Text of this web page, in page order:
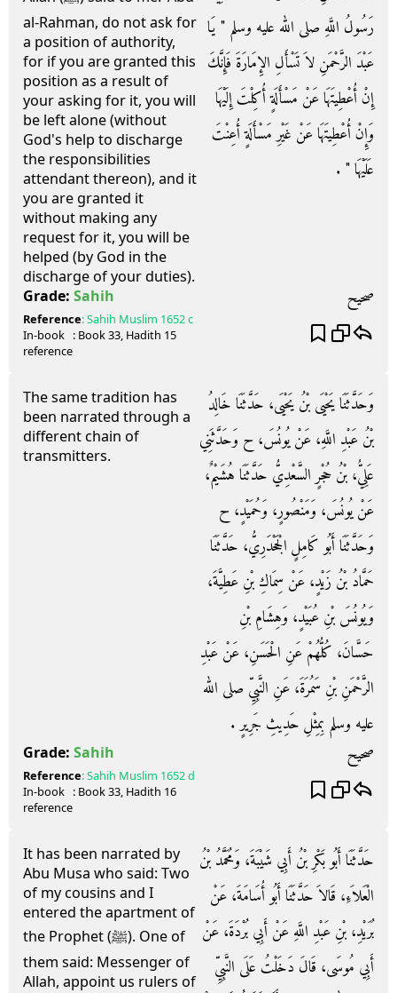
al-Rahman, do not ask for
a position of authority,
for if you are granted this
position as a result of
your asking for it, you will
be left alone (without
God's help to discharge
the responsibilities
attendant thereon), and it
you are granted it
without making any
request for it, you will be
helped (by God in the
discharge of your duties).
رَسُولُ اللَّهِ صلى الله عليه وسلم ‏"‏ يَا
عَبْدَ الرَّحْمَنِ لاَ تَسْأَلِ الإِمَارَةَ فَإِنَّكَ
إِنْ أُعْطِيتَهَا عَنْ مَسْأَلَةٍ أُكِلْتَ إِلَيْهَا
وَإِنْ أُعْطِيتَهَا عَنْ غَيْرِ مَسْأَلَةٍ أُعِنْتَ
عَلَيْهَا ‏"‏ ‏.‏
Grade: Sahih صحيح
Reference:Sahih Muslim 1652 c
In-book
reference
: Book33, Hadith 15
The same tradition has
been narrated through a
different chain of
transmitters.
وَحَدَّثَنَا يَحْيَى بْنُ يَحْيَى، حَدَّثَنَا خَالِدُ
بْنُ عَبْدِ اللَّهِ، عَنْ يُونُسَ، ح وَحَدَّثَنِي
عَلِيُّ، بْنُ حُجْرٍ السَّعْدِيُّ حَدَّثَنَا هُشَيْمٌ،
عَنْ يُونُسَ، وَمَنْصُورٍ، وَحُمَيْدٍ، ح
وَحَدَّثَنَا أَبُو كَامِلٍ الْجَحْدَرِيُّ، حَدَّثَنَا
حَمَّادُ بْنُ زَيْدٍ، عَنْ سِمَاكِ بْنِ عَطِيَّةَ،
وَيُونُسَ بْنِ عُبَيْدٍ، وَهِشَامِ بْنِ
حَسَّانَ، كُلُّهُمْ عَنِ الْحَسَنِ، عَنْ عَبْدِ
الرَّحْمَنِ بْنِ سَمُرَةَ، عَنِ النَّبِيِّ صلى الله
عليه وسلم بِمِثْلِ حَدِيثِ جَرِيرٍ ‏.‏
Grade: Sahih صحيح
Reference:Sahih Muslim 1652 d
In-book
reference
: Book33, Hadith 16
It has been narrated by
Abu Musa who said: Two
of my cousins and I
entered the apartment of
the Prophet (ﷺ). One of
them said: Messenger of
Allah, appoint us rulers of
حَدَّثَنَا أَبُو بَكْرِ بْنُ أَبِي شَيْبَةَ، وَمُحَمَّدُ بْنُ
الْعَلاَءِ، قَالاَ حَدَّثَنَا أَبُو أُسَامَةَ، عَنْ
بُرَيْدِ، بْنِ عَبْدِ اللَّهِ عَنْ أَبِي بُرْدَةَ، عَنْ
أَبِي مُوسَى، قَالَ دَخَلْتُ عَلَى النَّبِيِّ